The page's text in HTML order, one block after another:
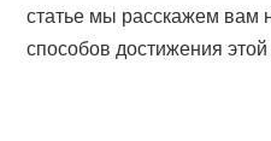
статье мы расскажем вам
способов достижения